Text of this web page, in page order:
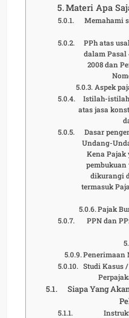
Materi Apa
Memahami
PPh atas
dalam Pasal
2008 dan
Aspek
Istilah-
atas jasa
Dasar
Undang-
Kena Pajak
dikurangi
termasuk
Pajak
PPN dan
Penerimaan
Studi Kasus
Siapa Yang